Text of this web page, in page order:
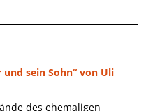
sein Sohn“ von Uli
des ehemaligen